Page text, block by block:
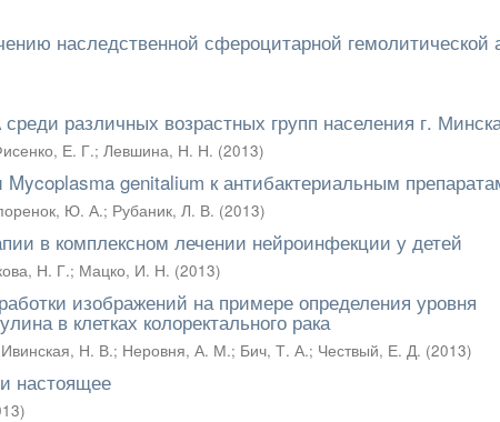
наследственной сфероцитарной гемолитической
различных возрастных групп населения г.
Е. Г.; Левшина, Н. Н. (2013)
genitalium к антибактериальным
Ю. А.; Рубаник, Л. В. (2013)
в комплексном лечении нейроинфекции у детей
Н. Г.; Мацко, И. Н. (2013)
изображений на примере определения уровня
в клетках колоректального рака
Ивинская, Н. В.; Неровня, А. М.; Бич, Т. А.; Чествый, Е. Д. (2013)
настоящее
)